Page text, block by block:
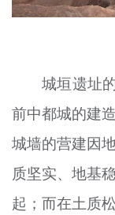
城垣遗址
前中都城的建
城墙的营建因
质坚实、地基
起；而在土质